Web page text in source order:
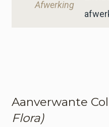
Afwerking
Aanverwante
Flora)